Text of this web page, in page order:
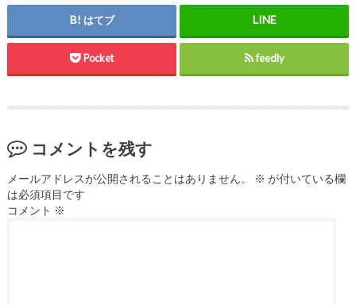
はてブ
Pocket feedly
コメントを残す
メールアドレスが公開されることはありません。 ※ が付いている欄
は必須項目です
コメント ※